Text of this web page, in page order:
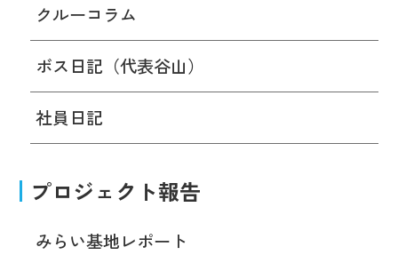
クルーコラム
ボス日記（代表谷山）
社員日記
プロジェクト報告
みらい基地レポート